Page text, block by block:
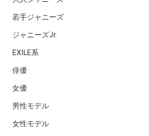
若手ジャニーズ
ジャニーズJr.
EXILE系
俳優
女優
男性モデル
女性モデル